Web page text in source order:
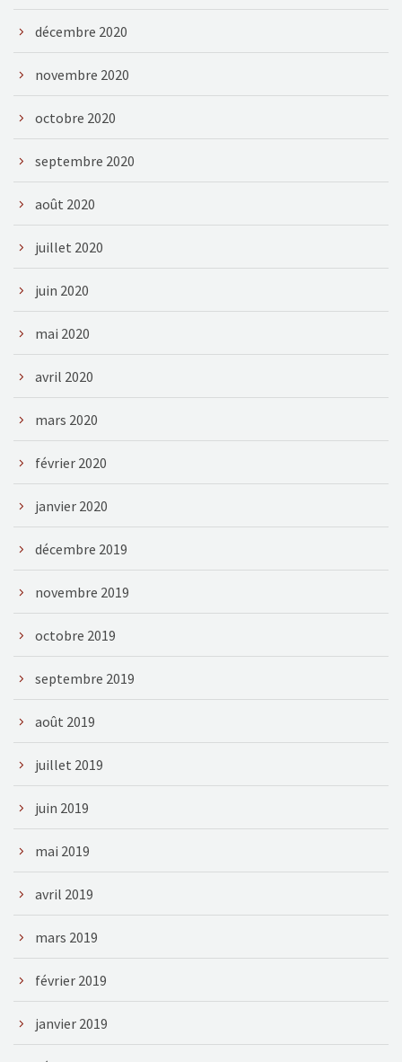
décembre 2020
novembre 2020
octobre 2020
septembre 2020
août 2020
juillet 2020
juin 2020
mai 2020
avril 2020
mars 2020
février 2020
janvier 2020
décembre 2019
novembre 2019
octobre 2019
septembre 2019
août 2019
juillet 2019
juin 2019
mai 2019
avril 2019
mars 2019
février 2019
janvier 2019